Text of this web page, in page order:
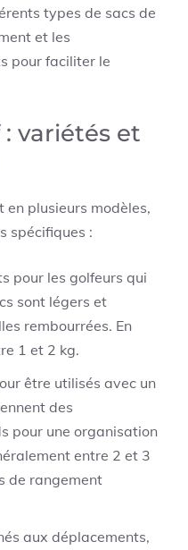
types de sacs de
et les
pour faciliter le
: variétés et
en plusieurs modèles,
spécifiques :
pour les golfeurs qui
sont légers et
rembourrées. En
1 et 2 kg.
être utilisés avec un
des
pour une organisation
entre 2 et 3
de rangement
aux déplacements,